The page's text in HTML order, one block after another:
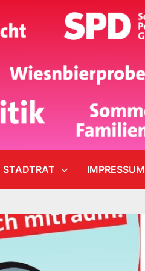
STADTRAT IMPRESSUM